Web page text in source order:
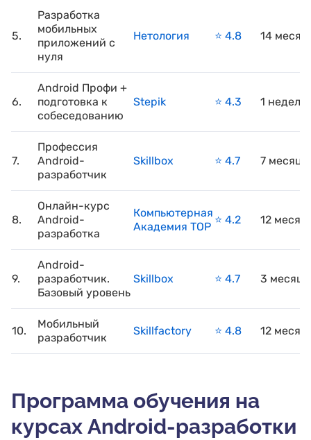
5.
Разработка
мобильных
приложений с
нуля
Нетология ⭐️ 4.8 14
6.
Android Профи +
подготовка к
собеседованию
Stepik ⭐️ 4.3 1 неделя
7.
Профессия
Android-
разработчик
Skillbox ⭐️ 4.7 7
8.
Онлайн-курс
Android-
разработка
Компьютерная
Академия TOP
⭐️ 4.2 12
9.
Android-
разработчик.
Базовый уровень
Skillbox ⭐️ 4.7 3 месяца
10.
Мобильный
разработчик
Skillfactory ⭐️ 4.8 12
Программа обучения на
курсах Android-разработки